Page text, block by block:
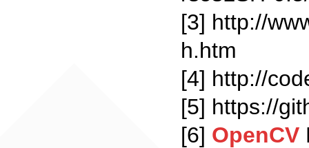
[3] http://
h.htm
[4] http://
[5] https://
[6] OpenCV